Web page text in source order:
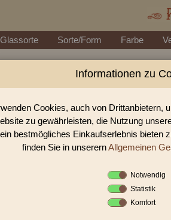
Sorte/Form Farbe
Perlen Shop für
In unserem Perlen Shop finden sie
Sie
facettierte Glasperlen
Informationen zu
Cookies, auch von Drittanbietern,
zu gewährleisten, die Nutzung
bestmögliches Einkaufserlebnis bieten
finden Sie in unserernAllgemeinen
Notwendig
Statistik
Komfort